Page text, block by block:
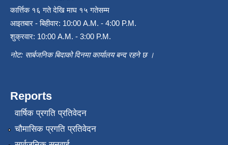
कार्त्तिक १६ गते देखि माघ १५ गतेसम्म
आइतबार - बिहीवार: 10:00 A.M. - 4:00 P.M.
शुक्रवार: 10:00 A.M. - 3:00 P.M.
नोट: सार्बजनिक बिदाको दिनमा कार्यालय बन्द रहने छ ।
Reports
वार्षिक प्रगति प्रतिवेदन
चौमासिक प्रगति प्रतिवेदन